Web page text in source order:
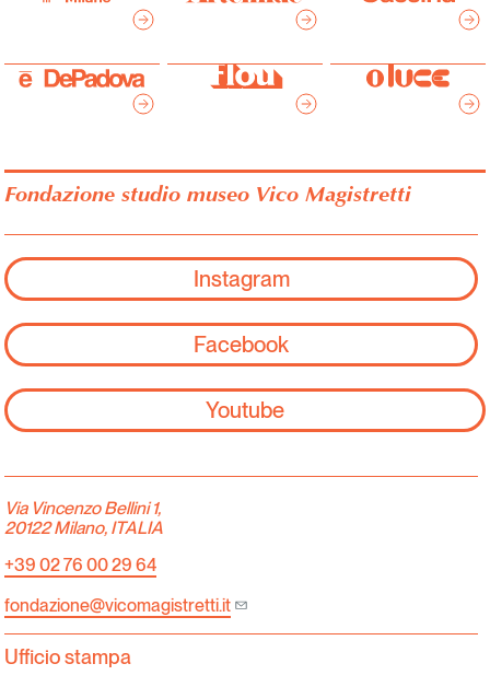
Fondazione studio museo Vico Magistretti
Instagram
Facebook
Youtube
Via Vincenzo Bellini 1,
20122 Milano, ITALIA
+39 02 76 00 29 64
fondazione@vicomagistretti.it
Ufficio stampa